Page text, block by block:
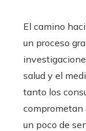
El camino
un proceso
salud y el
tanto los
comprometan
un poco de